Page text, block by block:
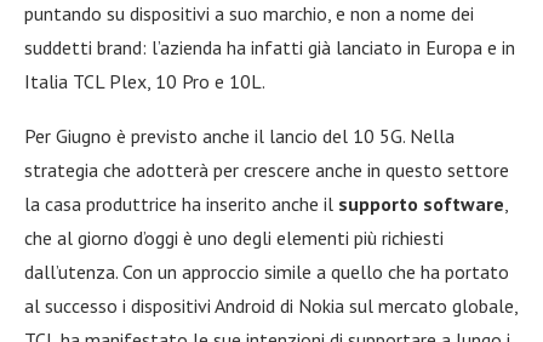
puntando su dispositivi a suo marchio, e non a nome dei
suddetti brand: l’azienda ha infatti già lanciato in Europa e in
Italia TCL Plex, 10 Pro e 10L.
Per Giugno è previsto anche il lancio del 10 5G. Nella
strategia che adotterà per crescere anche in questo settore
la casa produttrice ha inserito anche il supporto software,
che al giorno d’oggi è uno degli elementi più richiesti
dall’utenza. Con un approccio simile a quello che ha portato
al successo i dispositivi Android di Nokia sul mercato globale,